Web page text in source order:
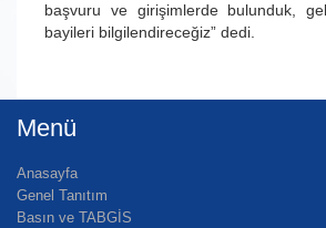
başvuru ve girişimlerde bulunduk,
bayileri bilgilendireceğiz” dedi.
Menü
Anasayfa
Genel Tanıtım
Basın ve TABGİS